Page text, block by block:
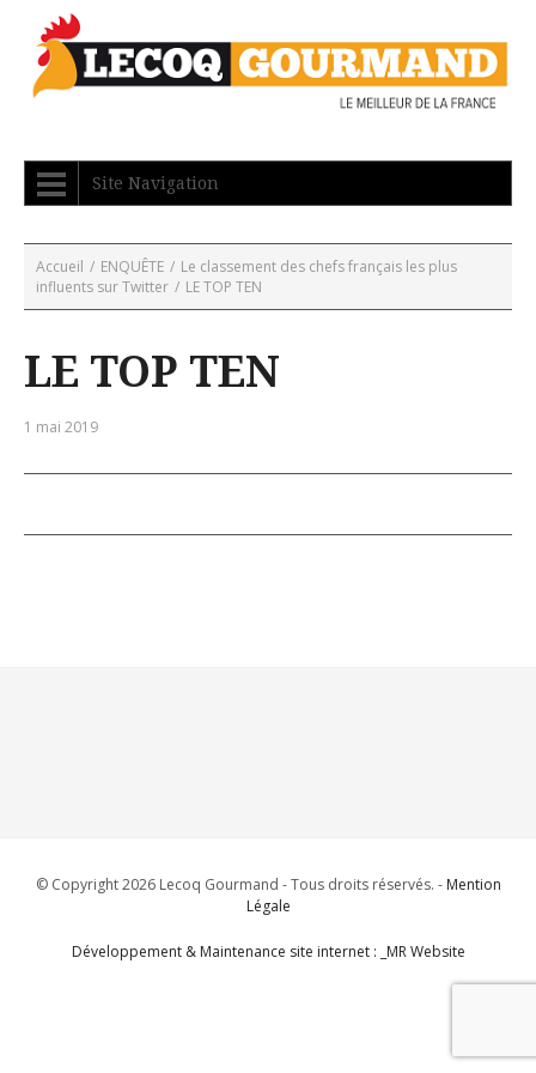
Site Navigation
Accueil / ENQUÊTE / Le classement des chefs français les plus
influents sur Twitter / LE TOP TEN
LE TOP TEN
1 mai 2019
© Copyright 2026 Lecoq Gourmand - Tous droits réservés. - Mention
Légale
Développement & Maintenance site internet : _MR Website